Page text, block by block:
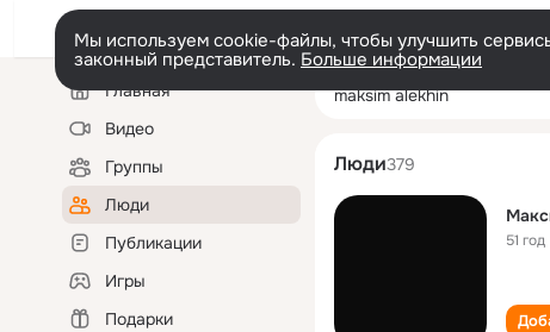
Мы используем cookie-файлы, чтобы улучшить
законный представитель. Больше информации
Левая
колонкаГлавная
Видео
Группы
Люди
Публикации
Игры
Подарки
maksim alekhin
Люди379
51 год